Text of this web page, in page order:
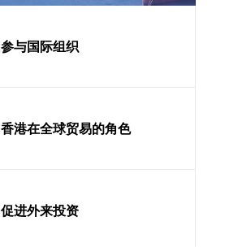
参与国际组织
香港在全球贸易的角色
促进外来投资